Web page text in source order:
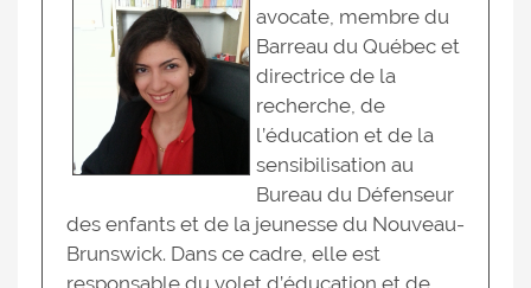
avocate, membre du
Barreau du Québec et
directrice de la
recherche, de
l’éducation et de la
sensibilisation au
Bureau du Défenseur
des enfants et de la jeunesse du Nouveau-
Brunswick. Dans ce cadre, elle est
responsable du volet d’éducation et de